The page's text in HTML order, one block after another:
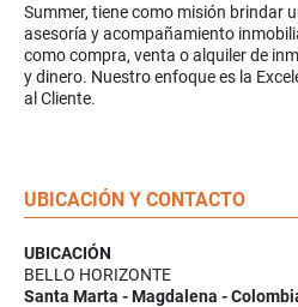
Summer, tiene como misión brindar
asesoría y acompañamiento
como compra, venta o alquiler de
y dinero. Nuestro enfoque es la
al Cliente.
UBICACIÓN Y CONTACTO
UBICACIÓN
BELLO HORIZONTE
Santa Marta - Magdalena -